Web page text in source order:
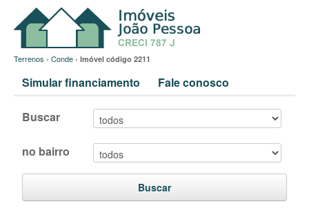
Terrenos › Conde › Imóvel código 2211
Simular financiamento Fale conosco
Buscar
no bairro
Buscar